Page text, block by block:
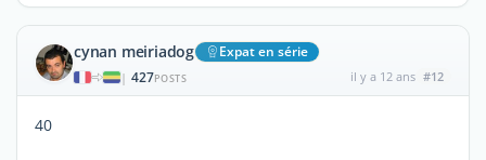
cynan meiriadog Expat en série
| 427POSTS il y a 12 ans #12
40